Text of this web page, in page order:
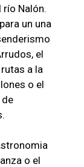
Nalón.
un una
el
utas a la
o el
o el